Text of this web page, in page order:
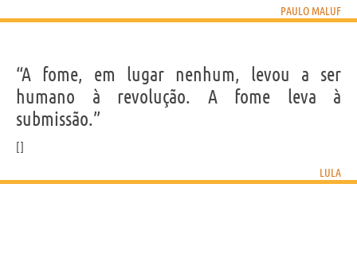
PAULO MALUF
“A fome, em lugar nenhum, levou a ser
humano à revolução. A fome leva à
submissão.”
LULA